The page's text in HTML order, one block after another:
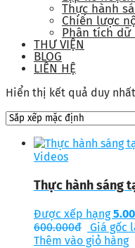
Thực hành
Chiến lược
Phân tích dữ
THƯ VIỆN
BLOG
LIÊN HỆ
Hiển thị kết quả duy nhất
Videos
Thực hành sáng
Được xếp hạng5.00
600.000đ Giá gốc
Thêm vào giỏ hàng